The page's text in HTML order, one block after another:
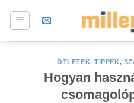
ÖTLETEK, TIPPEK,
Hogyan